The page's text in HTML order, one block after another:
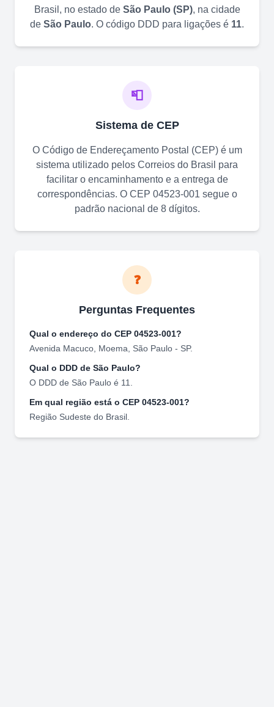
Brasil, no estado de São Paulo(SP), na cidade
de São Paulo. O código DDD para ligações é 11.
📮
Sistema de CEP
O Código de Endereçamento Postal (CEP) é um
sistema utilizado pelos Correios do Brasil para
facilitar o encaminhamento e a entrega de
correspondências. O CEP 04523-001 segue o
padrão nacional de 8 dígitos.
❓
Perguntas Frequentes
Qual o endereço do CEP 04523-001?
Avenida Macuco Moema São Paulo - SP.
Qual o DDD de São Paulo?
O DDD de São Paulo é 11
Em qual região está o CEP 04523-001?
Região Sudeste do Brasil.